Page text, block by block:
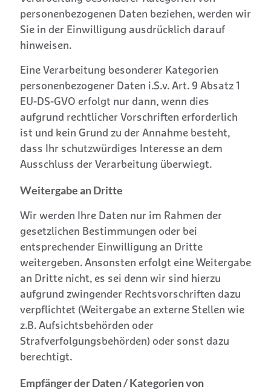
personenbezogenen Daten beziehen, werden wir
Sie in der Einwilligung ausdrücklich darauf
hinweisen.
Eine Verarbeitung besonderer Kategorien
personenbezogener Daten i.S.v. Art. 9 Absatz 1
EU-DS-GVO erfolgt nur dann, wenn dies
aufgrund rechtlicher Vorschriften erforderlich
ist und kein Grund zu der Annahme besteht,
dass Ihr schutzwürdiges Interesse an dem
Ausschluss der Verarbeitung überwiegt.
Weitergabe an Dritte
Wir werden Ihre Daten nur im Rahmen der
gesetzlichen Bestimmungen oder bei
entsprechender Einwilligung an Dritte
weitergeben. Ansonsten erfolgt eine Weitergabe
an Dritte nicht, es sei denn wir sind hierzu
aufgrund zwingender Rechtsvorschriften dazu
verpflichtet (Weitergabe an externe Stellen wie
z.B. Aufsichtsbehörden oder
Strafverfolgungsbehörden) oder sonst dazu
berechtigt.
Empfänger der Daten / Kategorien von